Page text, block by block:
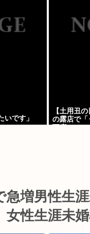
いです」
【土用丑
の露店で「
急増男性生
女性生涯未